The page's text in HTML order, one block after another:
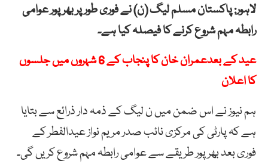
لاہور: پاکستان مسلم لیگ (ن) نے فوری طور پر بھرپور عوامی
رابطہ مہم شروع کرنے کا فیصلہ کیا ہے۔
عید کے بعدعمران خان کا پنجاب کے 6 شہروں میں جلسوں
کا اعلان
ہم نیوز نے اس ضمن میں ن لیگ کے ذمہ دار ذرائع سے بتایا
ہے کہ پارٹی کی مرکزی نائب صدر مریم نواز عیدالفطر کے
فوری بعد بھرپور طریقے سے عوامی رابطہ مہم شروع کریں گی۔